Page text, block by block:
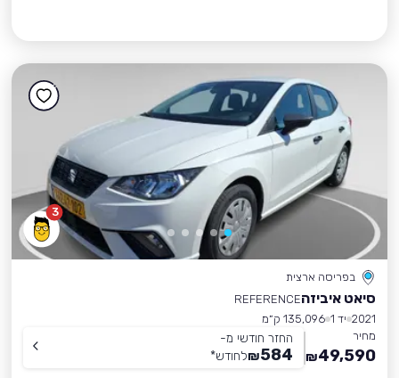
3
בפריסה ארצית
סיאט איביזהREFERENCE
2021 יד 1
135,096 ק״מ
מחיר
49,590
₪
החזר חודשי מ-
584
₪לחודש*